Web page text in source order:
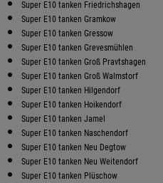
Super E10 tanken Friedrichshagen
Super E10 tanken Gramkow
Super E10 tanken Gressow
Super E10 tanken Grevesmühlen
Super E10 tanken Groß Pravtshagen
Super E10 tanken Groß Walmstorf
Super E10 tanken Hilgendorf
Super E10 tanken Hoikendorf
Super E10 tanken Jamel
Super E10 tanken Naschendorf
Super E10 tanken Neu Degtow
Super E10 tanken Neu Weitendorf
Super E10 tanken Plüschow